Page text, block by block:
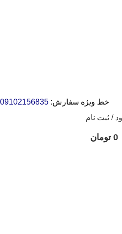
خط ویژه سفارش: 09102156835
/ ثبت نام
0 تومان